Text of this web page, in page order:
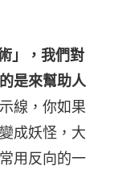
」，我們對
是來幫助人
線，你如果
成妖怪，大
用反向的一